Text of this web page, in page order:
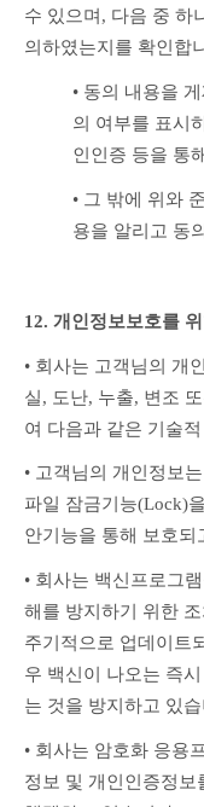
수 있으며, 다음 중 하
의하였는지를 확인합
• 동의 내용을
의 여부를 표시
인인증 등을 통
• 그 밖에 위와
용을 알리고 동
12. 개인정보보호를
• 회사는 고객님의 개
실, 도난, 누출, 변조
여 다음과 같은 기술
• 고객님의 개인정보
파일 잠금기능(Lock)
안기능을 통해 보호되
• 회사는 백신프로그
해를 방지하기 위한
주기적으로 업데이트
우 백신이 나오는 즉
는 것을 방지하고 있
• 회사는 암호화 응용
정보 및 개인인증정보